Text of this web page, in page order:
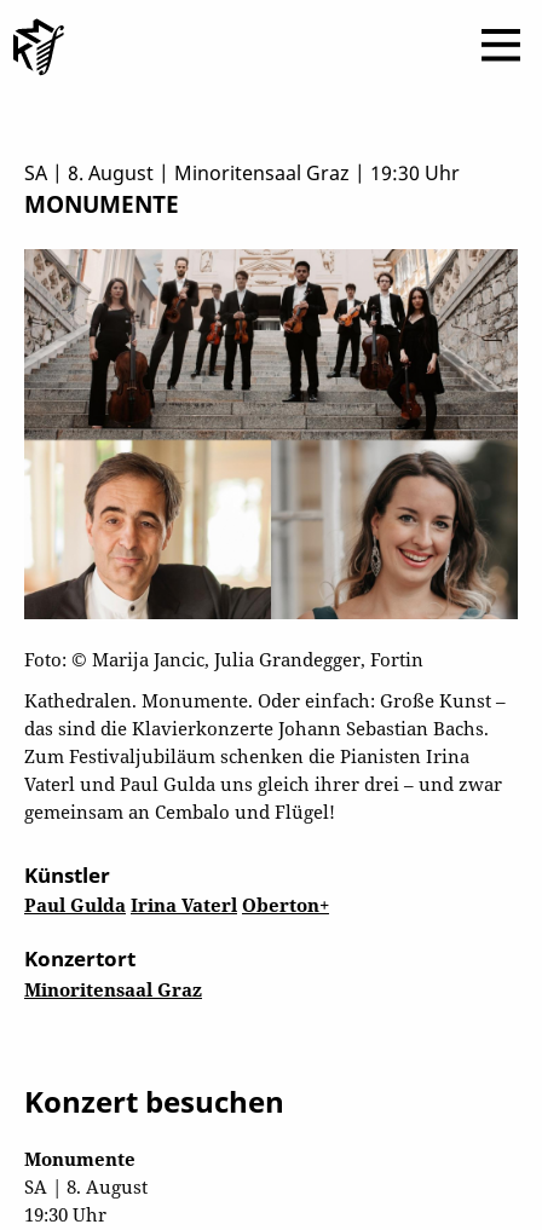
SA | 8. August | Minoritensaal Graz | 19:30 Uhr
MONUMENTE
Foto: © Marija Jancic, Julia Grandegger, Fortin
Kathedralen. Monumente. Oder einfach: Große Kunst –
das sind die Klavierkonzerte Johann Sebastian Bachs.
Zum Festivaljubiläum schenken die Pianisten Irina
Vaterl und Paul Gulda uns gleich ihrer drei – und zwar
gemeinsam an Cembalo und Flügel!
Künstler
Paul GuldaIrina VaterlOberton+
Konzertort
Minoritensaal Graz
Konzert besuchen
Monumente
SA | 8. August
19:30 Uhr